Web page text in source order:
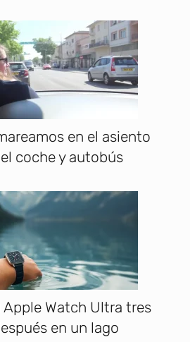
en el asiento
coche y autobús
Apple Watch Ultra tres
en un lago